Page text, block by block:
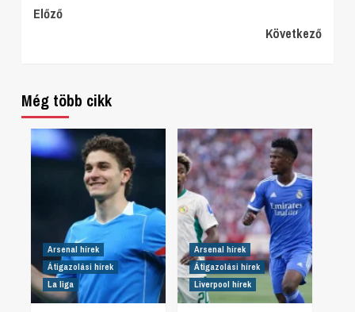
Continue
Előző
Következő
Még több cikk
Arsenal hírek
Átigazolási hírek
La liga
Arsenal hírek
Átigazolási hírek
Liverpool hírek